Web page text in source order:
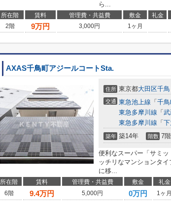
ら...
所在階 賃料 管理費・共益費 敷金 礼金
2階
9万円 3,000円 1ヶ月
AXAS千鳥町アジールコートSta.
住所 東京都大田区千鳥
交通 東急池上線 「 千
東急多摩川線 「 武
東急多摩川線 「
築年 築14年 階数 7
便利なスーパー「サミ
ッチリなマンションタ
に移...
所在階 賃料 管理費・共益費 敷金 礼金
6階
9.4万円 5,000円 0万円 1ヶ月